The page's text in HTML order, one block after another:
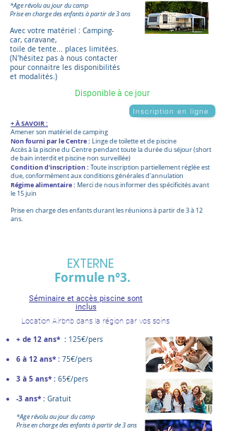
*Age révolu au jour du camp
Prise en charge des enfants à partir de 3 ans
Avec votre matériel : Camping-
car, caravane,
toile de tente... places limitées.
(N'hésitez pas à nous contacter
pour connaitre les disponibilités
et modalités.)​​
Disponible à ce jour
Inscription en ligne
+ À SAVOIR :
Amener son matériel de camping
Non fourni par le Centre : Linge de toilette et de piscine
Accès à la piscine du Centre pendant toute la durée du séjour (short
de bain interdit et piscine non surveillée)​
Condition d'inscription : Toute inscription partiellement réglée est
due, conformément aux conditions générales d'annulation
Régime alimentaire : Merci de nous informer des spécificités avant
le 15 juin
Prise en charge des enfants durant les réunions à partir de 3 à 12
ans.
EXTERNE
Formule n°3.
Séminaire et accès piscine sont
inclus
Location Airbnb dans la région par vos soins
+ de 12 ans* : 125€/pers
6 à 12 ans* : 75€/pers
3 à 5 ans* : 65€/pers
-3 ans* : Gratuit
*Age révolu au jour du camp
Prise en charge des enfants à partir de 3 ans